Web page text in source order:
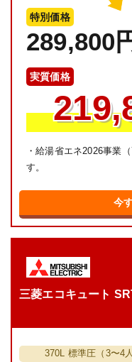
特別価格
289,800
実質価格
・給湯省エネ2026事業
す。
今
三菱エコキュート
370L 標準圧（3〜4